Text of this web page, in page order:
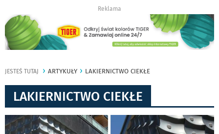
Reklama
JESTEŚ TUTAJ ARTYKUŁY LAKIERNICTWO CIEKŁE
LAKIERNICTWO CIEKŁE